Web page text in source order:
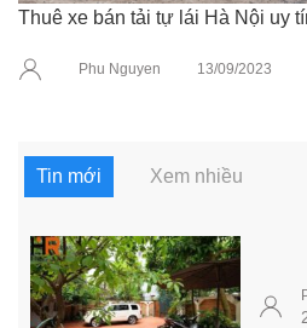
Thuê xe bán tải tự lái Hà Nội uy
Phu Nguyen 13/09/2023
Tin mới Xem nhiều